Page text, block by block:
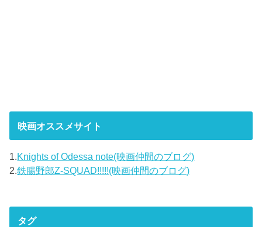
映画オススメサイト
1.Knights of Odessa note(映画仲間のブログ)
2.鉄腸野郎Z-SQUAD!!!!!(映画仲間のブログ)
タグ